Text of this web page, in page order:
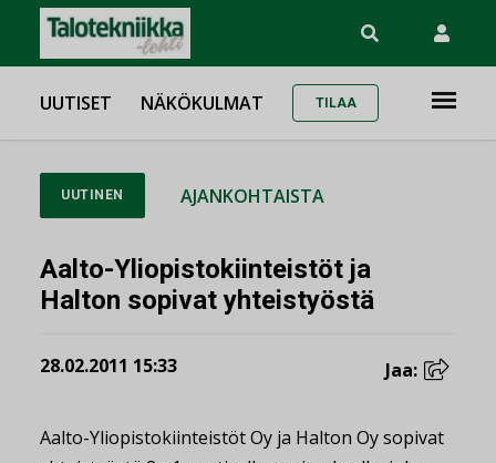
UUTISET NÄKÖKULMAT TILAA
UUTINEN AJANKOHTAISTA
Aalto-Yliopistokiinteistöt ja
Halton sopivat yhteistyöstä
28.02.2011 15:33 Jaa:
Aalto-Yliopistokiinteistöt Oy ja Halton Oy sopivat